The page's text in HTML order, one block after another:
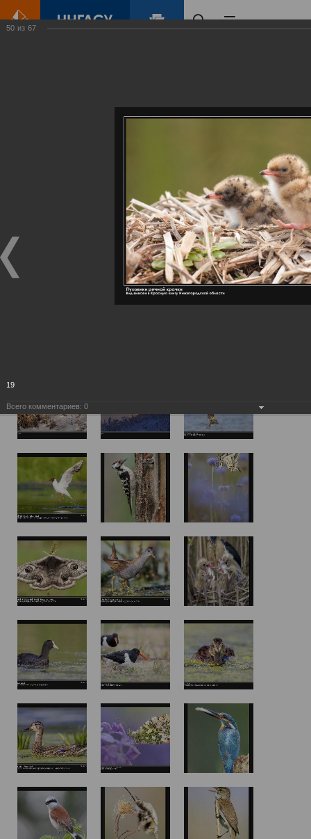
50 из 67
19
Всего комментариев: 0